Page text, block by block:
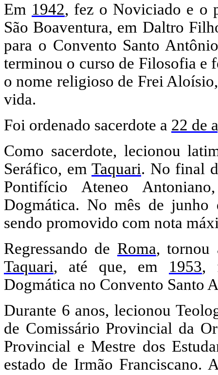
Em 1942, fez o Noviciado e o
São Boaventura, em Daltro
para o Convento Santo
terminou o curso de Filosofia e
o nome religioso de Frei
vida.
Foi ordenado sacerdote a 22 de
Como sacerdote, lecionou
Seráfico, em Taquari. No final
Pontifício Ateneo
Dogmática. No mês de
sendo promovido com nota
Regressando de Roma, tornou
Taquari, até que, em 1953,
Dogmática no Convento Santo
Durante 6 anos, lecionou
de Comissário Provincial da
Provincial e Mestre dos
estado de Irmão Franciscano.